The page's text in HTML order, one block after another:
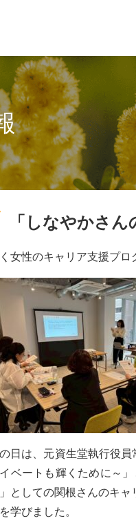
「しなやかさ
女性のキャリア支援プ
日は、元資生堂執行役
ベートも輝くために～
としての関根さんのキ
を学びました。